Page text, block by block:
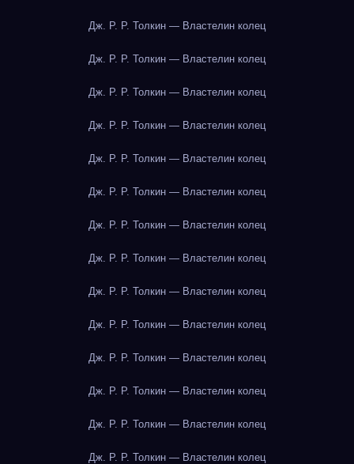
Дж. Р. Р. Толкин — Властелин колец
Дж. Р. Р. Толкин — Властелин колец
Дж. Р. Р. Толкин — Властелин колец
Дж. Р. Р. Толкин — Властелин колец
Дж. Р. Р. Толкин — Властелин колец
Дж. Р. Р. Толкин — Властелин колец
Дж. Р. Р. Толкин — Властелин колец
Дж. Р. Р. Толкин — Властелин колец
Дж. Р. Р. Толкин — Властелин колец
Дж. Р. Р. Толкин — Властелин колец
Дж. Р. Р. Толкин — Властелин колец
Дж. Р. Р. Толкин — Властелин колец
Дж. Р. Р. Толкин — Властелин колец
Дж. Р. Р. Толкин — Властелин колец